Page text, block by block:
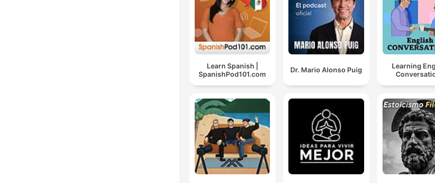
Learn Spanish |
SpanishPod101.com
Dr. Mario Alonso Puig
Learning